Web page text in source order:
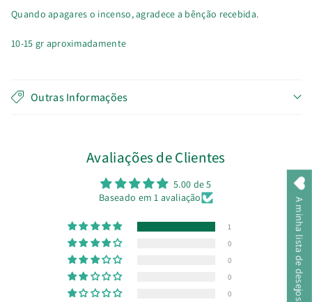
Quando apagares o incenso, agradece a bênção recebida.
10-15 gr aproximadamente
Outras Informações
Avaliações de Clientes
5.00 de 5
Baseado em 1 avaliação
1
0
0
0
0
A minha lista de desejos